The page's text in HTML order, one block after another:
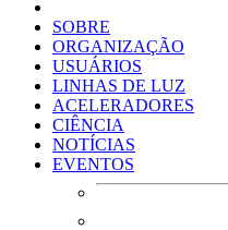
SOBRE
ORGANIZAÇÃO
USUÁRIOS
LINHAS DE LUZ
ACELERADORES
CIÊNCIA
NOTÍCIAS
EVENTOS